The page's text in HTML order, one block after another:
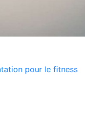
pour le fitness